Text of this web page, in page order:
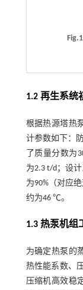
1.2 再生系统
根据热源塔热
计参数如下：
了质量分数为
为2.3 t/d；设
为90%（对应
约为46 ℃。
1.3 热泵机组
为确定热泵的
热性能系数、
压缩机高效稳